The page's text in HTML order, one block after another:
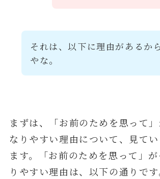
それは、以下に理由があるか
やな。
まずは、「お前のためを思って
なりやすい理由について、見て
ます。「お前のためを思って」
りやすい理由は、以下の通りです